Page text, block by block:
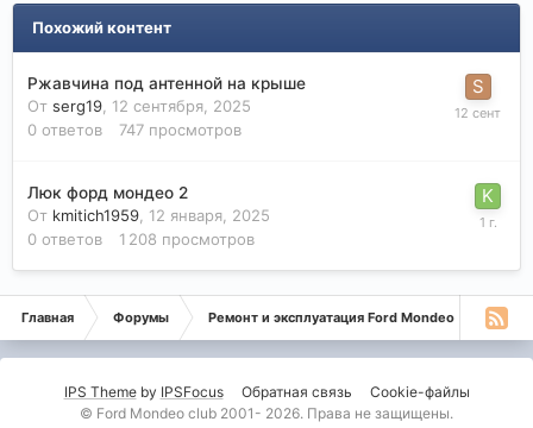
Похожий контент
Ржавчина под антенной на крыше
От serg19 12 сентября, 2025
0 ответов 747 просмотров
Люк форд мондео 2
От kmitich1959 12 января, 2025
0 ответов 1 208 просмотров
Главная Форумы Ремонт и эксплуатация Ford Mondeo
IPS Themeby IPSFocus Обратная связь
Cookie-файлы
© Ford Mondeo club 2001- 2026. Права не защищены.